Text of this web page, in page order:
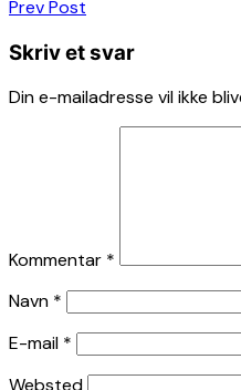
Indlægsnavigation
Prev Post
Skriv et svar
Din e-mailadresse vil ikke
Kommentar *
Navn *
E-mail *
Websted